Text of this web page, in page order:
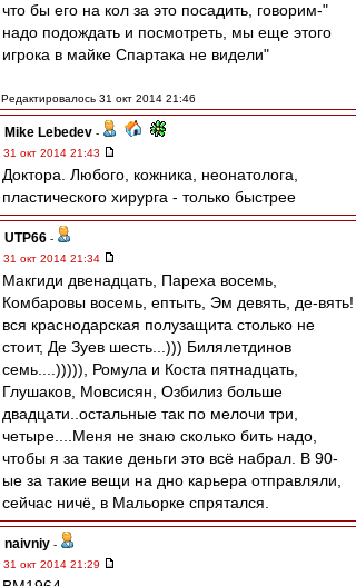
что бы его на кол за это посадить, говорим-"
надо подождать и посмотреть, мы еще этого
игрока в майке Спартака не видели"
Редактировалось 31 окт 2014 21:46
Mike Lebedev -
31 окт 2014 21:43
Доктора. Любого, кожника, неонатолога,
пластического хирурга - только быстрее
UTP66 -
31 окт 2014 21:34
Макгиди двенадцать, Пареха восемь,
Комбаровы восемь, ептыть, Эм девять, де-вять!
вся краснодарская полузащита столько не
стоит, Де Зуев шесть...))) Билялетдинов
семь....))))), Ромула и Коста пятнадцать,
Глушаков, Мовсисян, Озбилиз больше
двадцати..остальные так по мелочи три,
четыре....Меня не знаю сколько бить надо,
чтобы я за такие деньги это всё набрал. В 90-
ые за такие вещи на дно карьера отправляли,
сейчас ничё, в Мальорке спрятался.
naivniy -
31 окт 2014 21:29